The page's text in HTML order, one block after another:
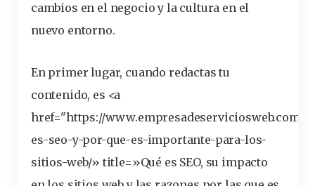
cambios en el negocio y la cultura en el
nuevo entorno.
En primer lugar, cuando redactas tu
contenido, es <a
href="https://www.empresadeserviciosweb.com/
es-seo-y-por-que-es-importante-para-los-
sitios-web/» title=»Qué es SEO, su impacto